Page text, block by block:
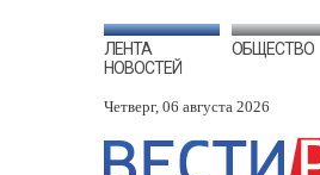
ЛЕНТА
НОВОСТЕЙ
ОБЩЕСТВО
Четверг, 06 августа 2026